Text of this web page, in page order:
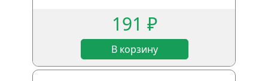
191 ₽
В корзину